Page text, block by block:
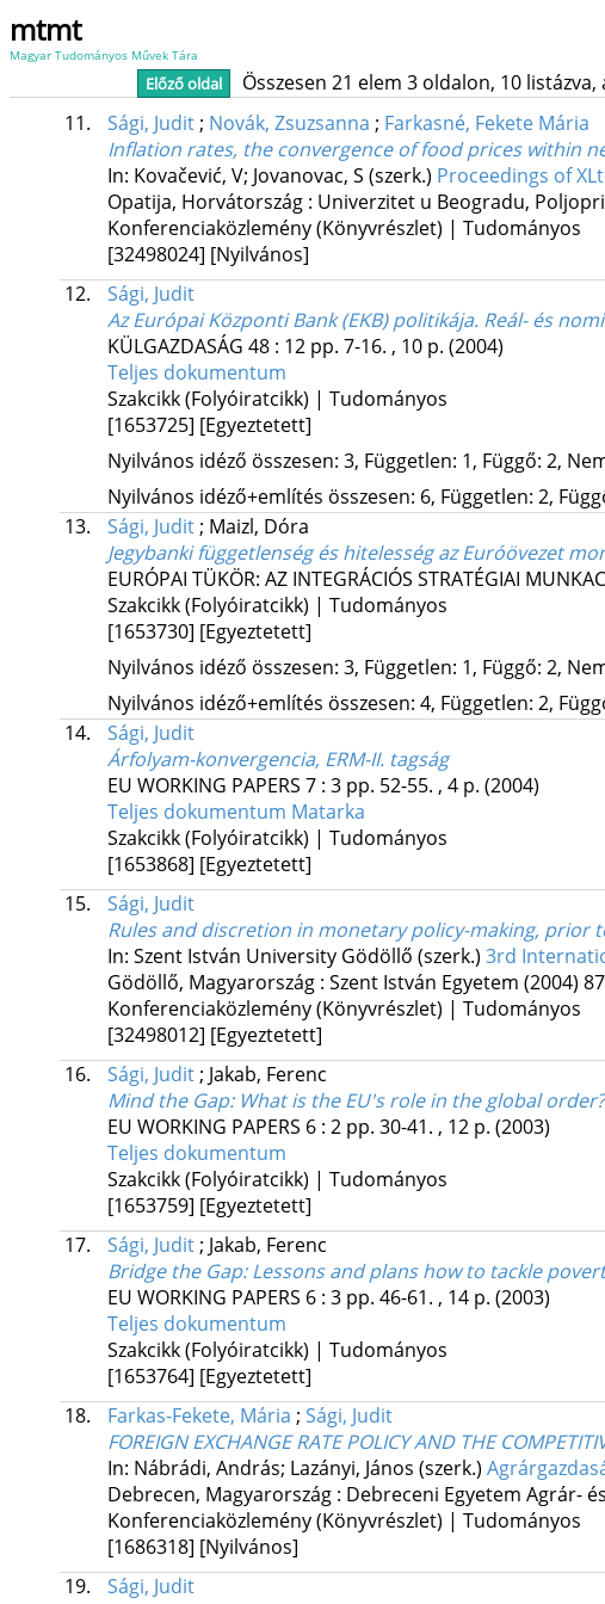
mtmt
Magyar Tudományos Művek Tára
Előző oldal Összesen 21 elem 3 oldalon, 10
11. Sági, Judit; Novák, Zsuzsanna ; Farkasné, Fekete Mária
Inflation rates, the convergence of food prices within
In: Kovačević, V; Jovanovac, S (szerk.) Proceedings of
Opatija, Horvátország : Univerzitet u Beogradu,
Konferenciaközlemény (Könyvrészlet) | Tudományos
[32498024] [Nyilvános]
12.
Sági, Judit
Az Európai Központi Bank (EKB) politikája. Reál- és
KÜLGAZDASÁG 48: 12 pp. 7-16. , 10 p. (2004)
Teljes dokumentum
Szakcikk (Folyóiratcikk) | Tudományos
[1653725] [Egyeztetett]
Nyilvános idéző összesen: 3, Független: 1, Függő: 2,
Nyilvános idéző+említés összesen: 6, Független: 2,
13.
Sági, Judit; Maizl, Dóra
Jegybanki függetlenség és hitelesség az Euróövezet
EURÓPAI TÜKÖR: AZ INTEGRÁCIÓS STRATÉGIAI
Szakcikk (Folyóiratcikk) | Tudományos
[1653730] [Egyeztetett]
Nyilvános idéző összesen: 3, Független: 1, Függő: 2,
Nyilvános idéző+említés összesen: 4, Független: 2,
14.
Sági, Judit
Árfolyam-konvergencia, ERM-II. tagság
EU WORKING PAPERS 7: 3 pp. 52-55. , 4 p. (2004)
Teljes dokumentum Matarka
Szakcikk (Folyóiratcikk) | Tudományos
[1653868] [Egyeztetett]
15.
Sági, Judit
Rules and discretion in monetary policy-making, prior
In: Szent István University Gödöllő (szerk.) 3rd
Gödöllő, Magyarország : Szent István Egyetem (2004)
Konferenciaközlemény (Könyvrészlet) | Tudományos
[32498012] [Egyeztetett]
16.
Sági, Judit; Jakab, Ferenc
Mind the Gap: What is the EU's role in the global order?
EU WORKING PAPERS 6: 2 pp. 30-41. , 12 p. (2003)
Teljes dokumentum
Szakcikk (Folyóiratcikk) | Tudományos
[1653759] [Egyeztetett]
17.
Sági, Judit; Jakab, Ferenc
Bridge the Gap: Lessons and plans how to tackle
EU WORKING PAPERS 6: 3 pp. 46-61. , 14 p. (2003)
Teljes dokumentum
Szakcikk (Folyóiratcikk) | Tudományos
[1653764] [Egyeztetett]
18.
Farkas-Fekete, Mária ; Sági, Judit
FOREIGN EXCHANGE RATE POLICY AND THE
In: Nábrádi, András; Lazányi, János (szerk.)
Debrecen, Magyarország : Debreceni Egyetem Agrár-
Konferenciaközlemény (Könyvrészlet) | Tudományos
[1686318] [Nyilvános]
19.
Sági, Judit